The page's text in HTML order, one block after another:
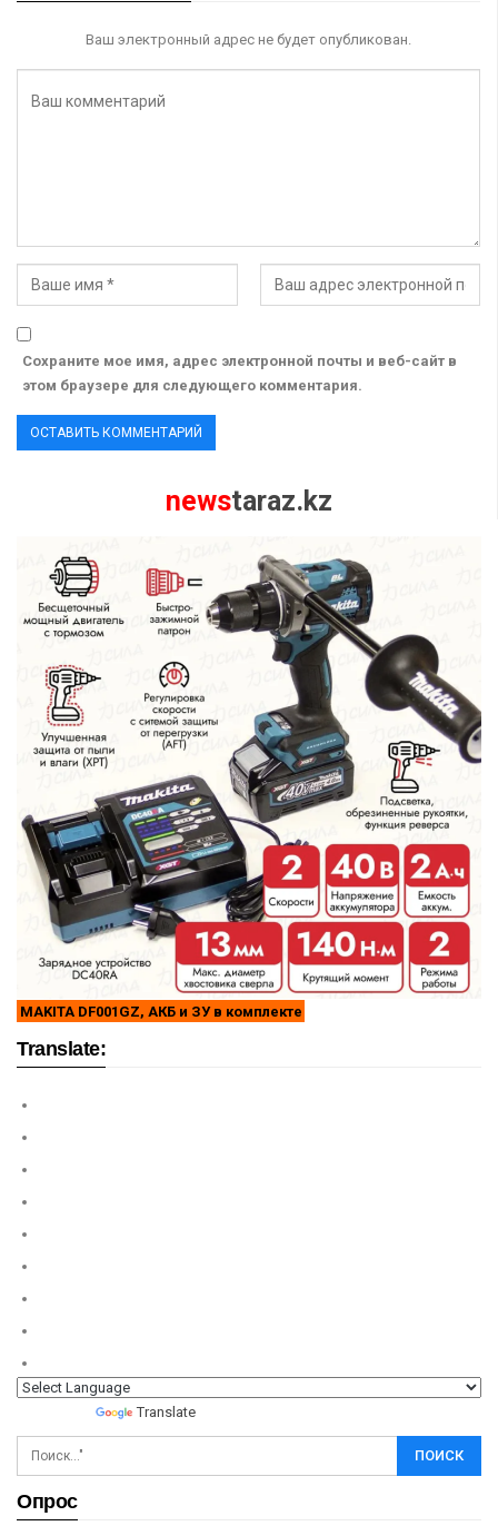
Ваш электронный адрес не будет опубликован.
Сохраните мое имя, адрес электронной почты и веб-сайт в
этом браузере для следующего комментария.
newstaraz.kz
MAKITA DF001GZ, АКБ и ЗУ в комплекте
Translate:
Translate
Опрос